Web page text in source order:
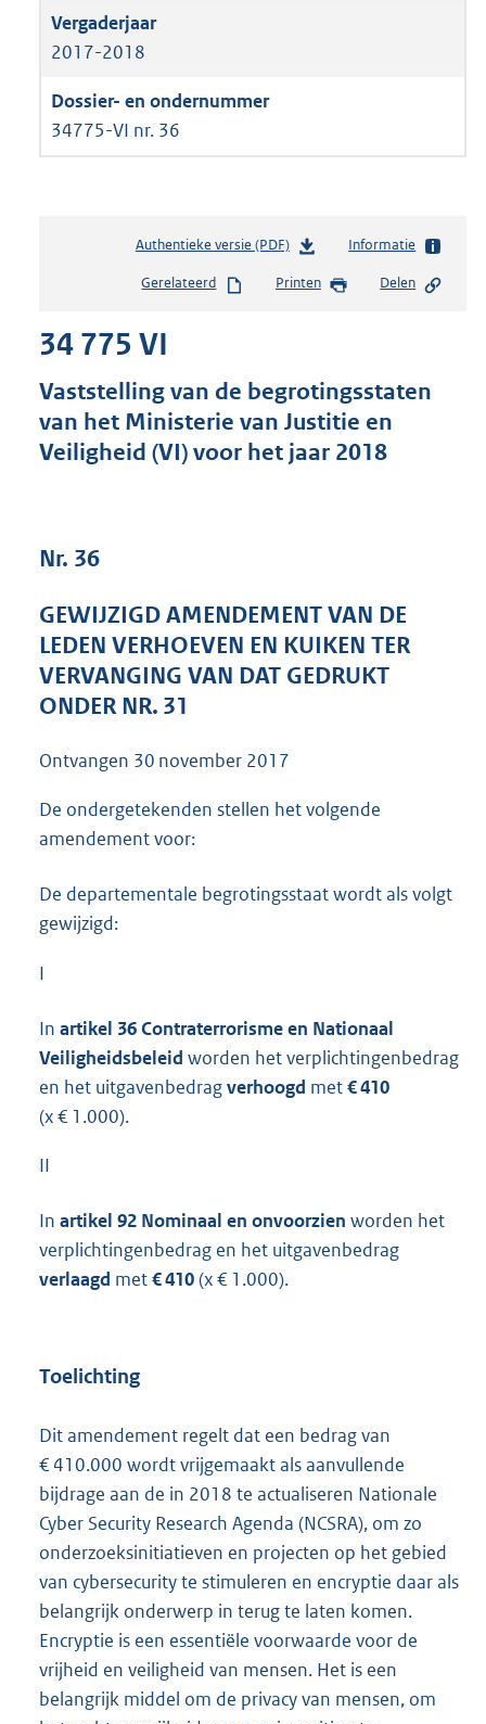
2017-2018
34775-VI nr. 36
Authentieke versie (PDF)b
s
s
g
r
4
K
b
Informatie
Gerelateerd Printen Delen
34 775 VI
Vaststelling van de begrotingsstaten
van het Ministerie van Justitie en
Veiligheid (VI) voor het jaar 2018
Nr. 36
GEWIJZIGD AMENDEMENT VAN DE
LEDEN VERHOEVEN EN KUIKEN TER
VERVANGING VAN DAT GEDRUKT
ONDER NR. 31
Ontvangen 30 november 2017
De ondergetekenden stellen het volgende
amendement voor:
De departementale begrotingsstaat wordt als volgt
gewijzigd:
I
In artikel 36 Contraterrorisme en Nationaal
Veiligheidsbeleid worden het verplichtingenbedrag
en het uitgavenbedragverhoogd met€ 410
(x € 1.000).
II
In artikel 92 Nominaal en onvoorzien worden het
verplichtingenbedrag en het uitgavenbedrag
verlaagd met€ 410(x € 1.000).
Toelichting
Dit amendement regelt dat een bedrag van
€ 410.000 wordt vrijgemaakt als aanvullende
bijdrage aan de in 2018 te actualiseren Nationale
Cyber Security Research Agenda (NCSRA), om zo
onderzoeksinitiatieven en projecten op het gebied
van cybersecurity te stimuleren en encryptie daar als
belangrijk onderwerp in terug te laten komen.
Encryptie is een essentiële voorwaarde voor de
vrijheid en veiligheid van mensen. Het is een
belangrijk middel om de privacy van mensen, om